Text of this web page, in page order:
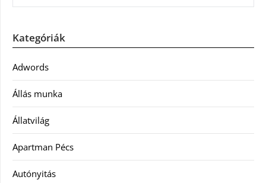
Kategóriák
Adwords
Állás munka
Állatvilág
Apartman Pécs
Autónyitás